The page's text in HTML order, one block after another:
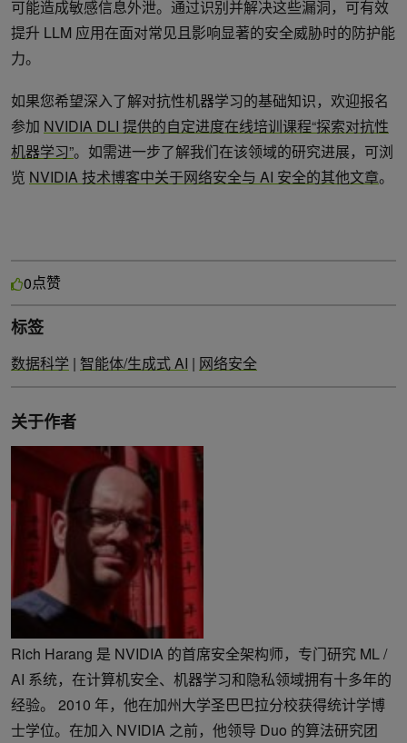
可能造成敏感信息外泄。通过识别并解决这些漏洞，可有效
提升 LLM 应用在面对常见且影响显著的安全威胁时的防护能
力。
如果您希望深入了解对抗性机器学习的基础知识，欢迎报名
参加 NVIDIA DLI 提供的自定进度在线培训课程“探索对抗性
机器学习”。如需进一步了解我们在该领域的研究进展，可浏
览 NVIDIA 技术博客中关于网络安全与 AI 安全的其他文章。
0点赞
标签
数据科学 | 智能体/生成式 AI | 网络安全
关于作者
Rich Harang 是 NVIDIA 的首席安全架构师，专门研究 ML /
AI 系统，在计算机安全、机器学习和隐私领域拥有十多年的
经验。 2010 年，他在加州大学圣巴巴拉分校获得统计学博
士学位。在加入 NVIDIA 之前，他领导 Duo 的算法研究团